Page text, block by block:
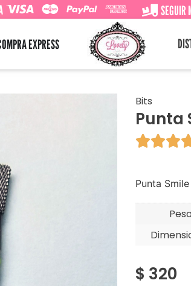
SEGUIR
EXPRESS
Bits
Punta

Punta
Peso
$ 320